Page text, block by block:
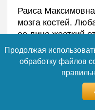
Раиса
мозга костей.
ее лице жесткий
ситуацию:
дымятся
удовольствием
первая леди
но есть
«кухонный
Продолжая
обработку файлов